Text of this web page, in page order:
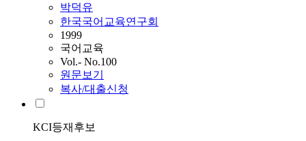
박덕유
한국국어교육연구회
1999
국어교육
Vol.- No.100
원문보기
복사/대출신청
KCI등재후보